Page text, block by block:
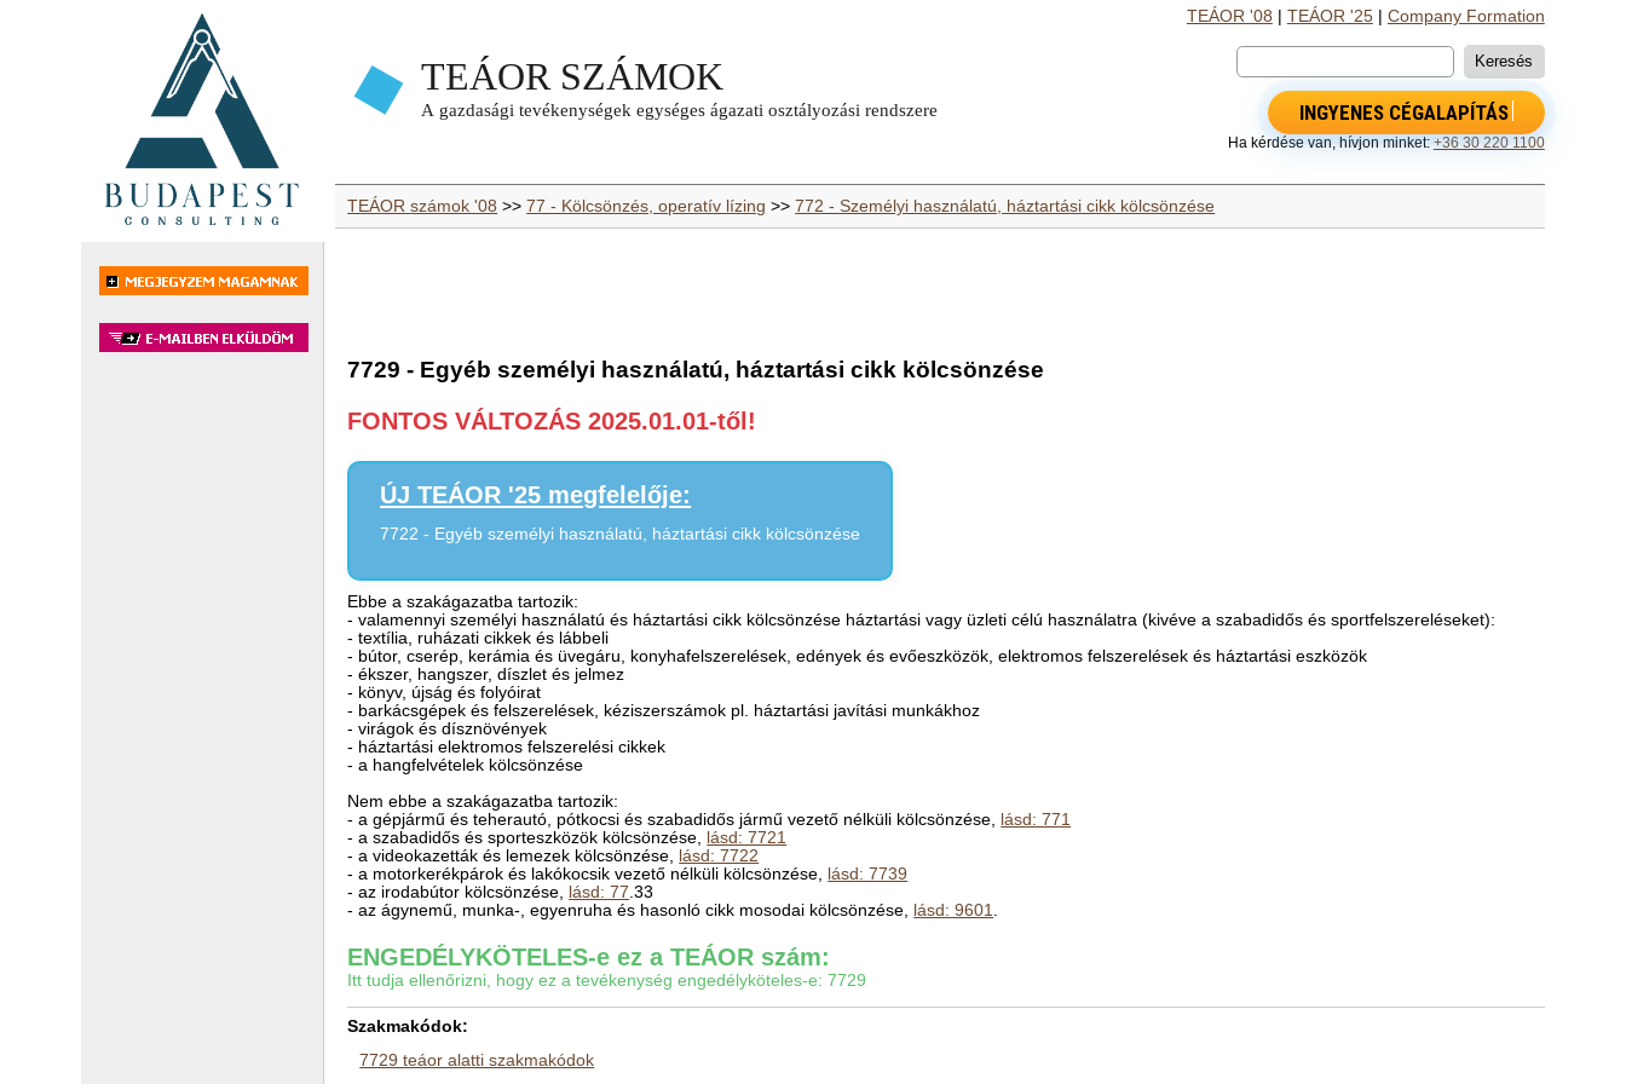
TEÁOR '08 TEÁOR '25| Company Formation
INGYENES CÉGALAPÍTÁS
Ha kérdése van, hívjon minket: +36 30 220 1100
TEÁOR számok '08 >>77 - Kölcsönzés, operatív lízing >>772 - Személyi használatú, háztartási cikk kölcsönzése
7729 - Egyéb személyi használatú, háztartási cikk kölcsönzése
FONTOS VÁLTOZÁS 2025.01.01-től!
ÚJ TEÁOR '25 megfelelője:
7722 - Egyéb személyi használatú, háztartási cikk kölcsönzése
Ebbe a szakágazatba tartozik:
- valamennyi személyi használatú és háztartási cikk kölcsönzése háztartási vagy üzleti célú használatra (kivéve a szabadidős és sportfelszereléseket):
- textília, ruházati cikkek és lábbeli
- bútor, cserép, kerámia és üvegáru, konyhafelszerelések, edények és evőeszközök, elektromos felszerelések és háztartási eszközök
- ékszer, hangszer, díszlet és jelmez
- könyv, újság és folyóirat
- barkácsgépek és felszerelések, kéziszerszámok pl. háztartási javítási munkákhoz
- virágok és dísznövények
- háztartási elektromos felszerelési cikkek
- a hangfelvételek kölcsönzése
Nem ebbe a szakágazatba tartozik:
- a gépjármű és teherautó, pótkocsi és szabadidős jármű vezető nélküli kölcsönzése, lásd: 771
- a szabadidős és sporteszközök kölcsönzése, lásd: 7721
- a videokazetták és lemezek kölcsönzése, lásd: 7722
- a motorkerékpárok és lakókocsik vezető nélküli kölcsönzése, lásd: 7739
- az irodabútor kölcsönzése, lásd: 77 .33
- az ágynemű, munka-, egyenruha és hasonló cikk mosodai kölcsönzése, lásd: 9601
ENGEDÉLYKÖTELES-e ez a TEÁOR szám:
Itt tudja ellenőrizni, hogy ez a tevékenység engedélyköteles-e: 7729
Szakmakódok:
7729 teáor alatti szakmakódok